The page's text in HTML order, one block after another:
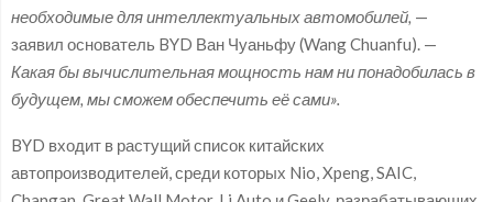
необходимые для интеллектуальных автомобилей, —
заявил основатель BYD Ван Чуаньфу (Wang Chuanfu). —
Какая бы вычислительная мощность нам ни понадобилась в
будущем, мы сможем обеспечить её сами».
BYD входит в растущий список китайских
автопроизводителей, среди которых Nio, Xpeng, SAIC,